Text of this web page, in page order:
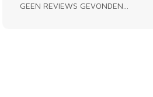
GEEN REVIEWS GEVONDEN...